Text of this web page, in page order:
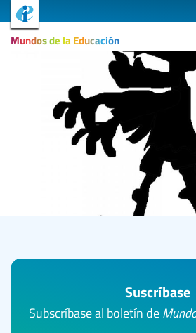
Mundos de la Educación
Suscríbase
Subscríbase al boletín de